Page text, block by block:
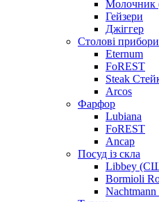
Молочник
Гейзери
Джіггер
Столові прибори
Eternum
FoREST
Steak
Arcos
Фарфор
Lubiana
FoREST
Ancap
Посуд із скла
Libbey
Bormioli